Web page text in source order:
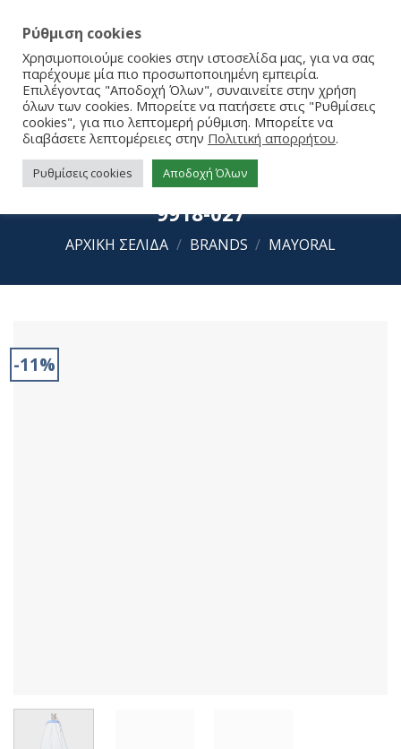
Mayoral Πετσέτα τρίγωνο ζωάκι
9918-027
ΑΡΧΙΚΉ ΣΕΛΊΔΑ / BRANDS / MAYORAL
-11%
Ρύθμιση cookies
Χρησιμοποιούμε cookies στην ιστοσελίδα μας, για να σας
παρέχουμε μία πιο προσωποποιημένη εμπειρία.
Επιλέγοντας "Αποδοχή Όλων", συναινείτε στην χρήση
όλων των cookies. Μπορείτε να πατήσετε στις "Ρυθμίσεις
cookies", για πιο λεπτομερή ρύθμιση. Μπορείτε να
διαβάσετε λεπτομέρειες στην Πολιτική απορρήτου.
Ρυθμίσεις cookies Αποδοχή Όλων